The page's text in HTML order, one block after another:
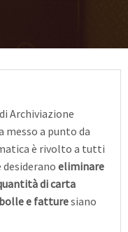
Archiviazione
messo a punto da
è rivolto a tutti
eliminare
di carta
bolle e fatturesiano